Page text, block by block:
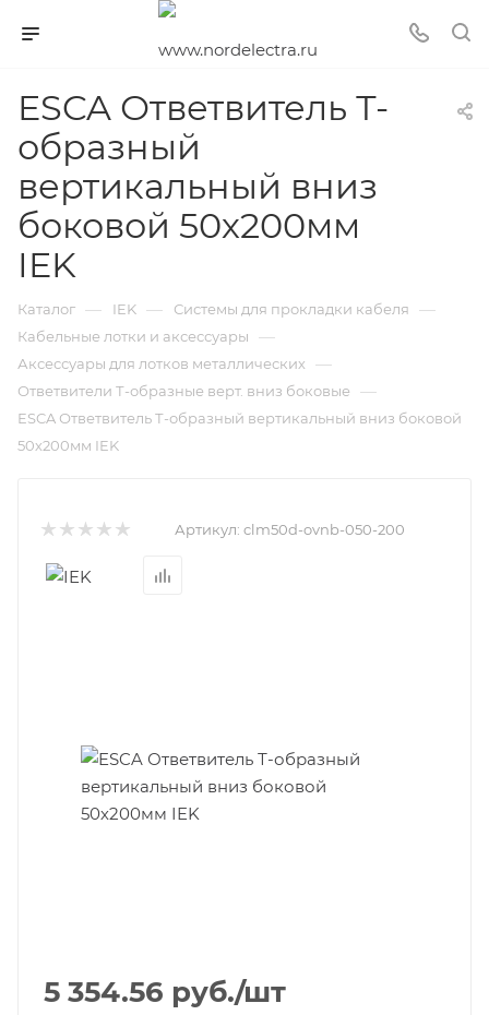
ESCA Ответвитель Т-
образный
вертикальный вниз
боковой 50х200мм
IEK
Каталог — IEK — Системы для прокладки кабеля —
Кабельные лотки и аксессуары —
Аксессуары для лотков металлических —
Ответвители Т-образные верт. вниз боковые —
ESCA Ответвитель Т-образный вертикальный вниз боковой
50х200мм IEK
Артикул: clm50d-ovnb-050-200
5 354.56 руб./шт